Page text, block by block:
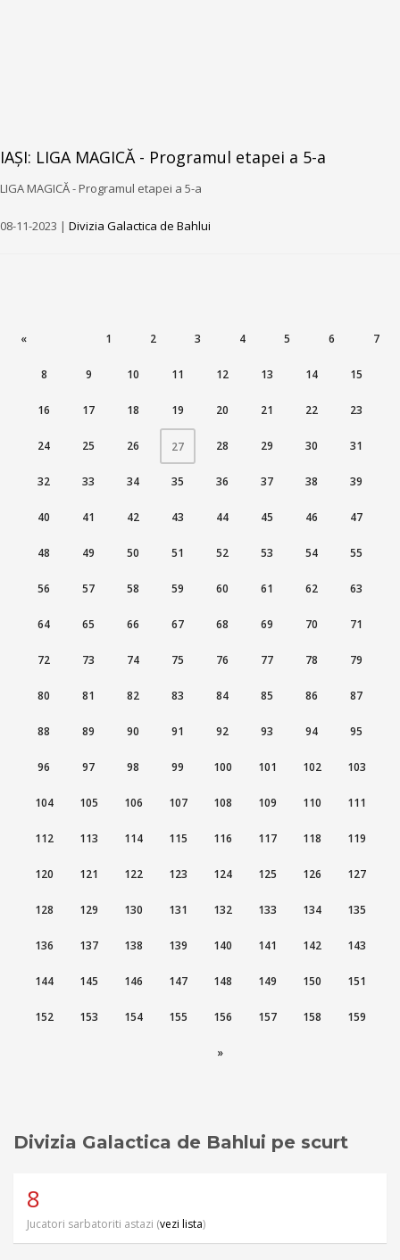
IAȘI: LIGA MAGICĂ - Programul etapei a 5-a
LIGA MAGICĂ - Programul etapei a 5-a
08-11-2023 | Divizia Galactica de Bahlui
« 1 2 3 4 5 6 7
8 9 10 11 12 13 14 15
16 17 18 19 20 21 22 23
24 25 26 27(CURRENT)
28 29 30 31
32 33 34 35 36 37 38 39
40 41 42 43 44 45 46 47
48 49 50 51 52 53 54 55
56 57 58 59 60 61 62 63
64 65 66 67 68 69 70 71
72 73 74 75 76 77 78 79
80 81 82 83 84 85 86 87
88 89 90 91 92 93 94 95
96 97 98 99 100 101 102 103
104 105 106 107 108 109 110 111
112 113 114 115 116 117 118 119
120 121 122 123 124 125 126 127
128 129 130 131 132 133 134 135
136 137 138 139 140 141 142 143
144 145 146 147 148 149 150 151
152 153 154 155 156 157 158 159
»
Divizia Galactica de Bahlui pe scurt
8
Jucatori sarbatoriti astazi (vezi lista)